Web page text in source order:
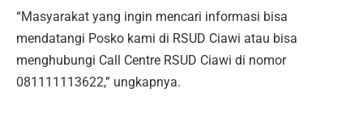
“Masyarakat yang ingin mencari informasi bisa
mendatangi Posko kami di RSUD Ciawi atau bisa
menghubungi Call Centre RSUD Ciawi di nomor
081111113622,” ungkapnya.